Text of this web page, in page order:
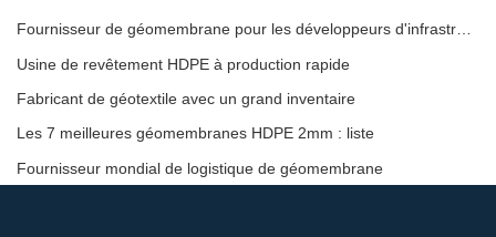
Fournisseur de géomembrane pour les développeurs d'infrastructures
Usine de revêtement HDPE à production rapide
Fabricant de géotextile avec un grand inventaire
Les 7 meilleures géomembranes HDPE 2mm : liste
Fournisseur mondial de logistique de géomembrane